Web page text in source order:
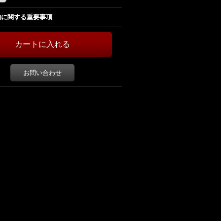
関する重要事項
お問い合わせ